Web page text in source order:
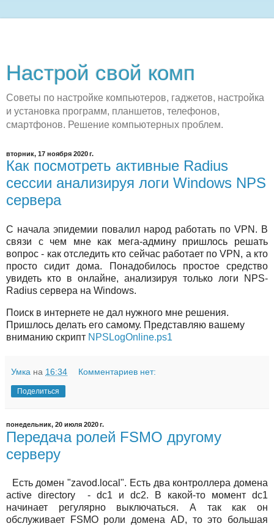
Настрой свой комп
Советы по настройке компьютеров, гаджетов, настройка
и установка программ, планшетов, телефонов,
смартфонов. Решение компьютерных проблем.
вторник, 17 ноября 2020 г.
Как посмотреть активные Radius
сессии анализируя логи Windows NPS
сервера
C начала эпидемии повалил народ работать по VPN. В
связи с чем мне как мега-админу пришлось решать
вопрос - как отследить кто сейчас работает по VPN, а кто
просто сидит дома. Понадобилось простое средство
увидеть кто в онлайне, анализируя только логи NPS-
Radius сервера на Windows.
Поиск в интернете не дал нужного мне решения.
Пришлось делать его самому. Представляю вашему
вниманию скрипт NPSLogOnline.ps1
Умка на 16:34 Комментариев нет:
Поделиться
понедельник, 20 июля 2020 г.
Передача ролей FSMO другому
серверу
Есть домен "zavod.local". Есть два контроллера домена
active directory - dc1 и dc2. В какой-то момент dc1
начинает регулярно выключаться. А так как он
обслуживает FSMO роли домена AD, то это большая